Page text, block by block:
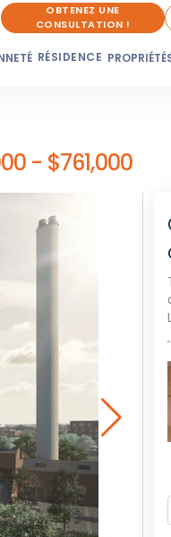
OBTENEZ UNE
CONSULTATION !
RÉSIDENCE
- $761,000